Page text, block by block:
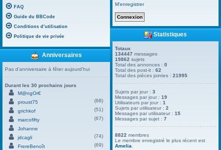
FAQ
Guide du BBCode
Conditions d’utilisation
Politique de vie privée
Anniversaires
Pas d’anniversaire à fêter aujourd’hui
Durant les 30 prochains jours
M@ngOr€
proust75
(68)
grichkof
(51)
marcofifty
(67)
Johanne
jdcagli
(74)
FrereBenoît
(69)
M’enregistrer
Statistiques
Totaux
134447 messages
19862 sujets
Total des annonces :0
Total des post-it :62
Total des pièces jointes :21995
Sujets par jour :3
Messages par jour :19
Utilisateurs par jour :1
Sujets par utilisateur :2
Messages par utilisateur :15
Messages par sujet :7
8822 membres
Le membre enregistré le plus récent est
Amelia